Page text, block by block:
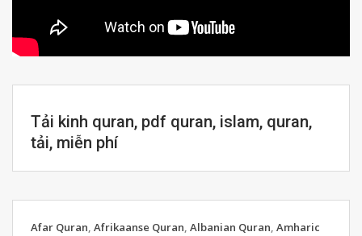
Tải kinh quran, pdf quran, islam, quran,
tải, miễn phí
Afar Quran, Afrikaanse Quran, Albanian Quran, Amharic